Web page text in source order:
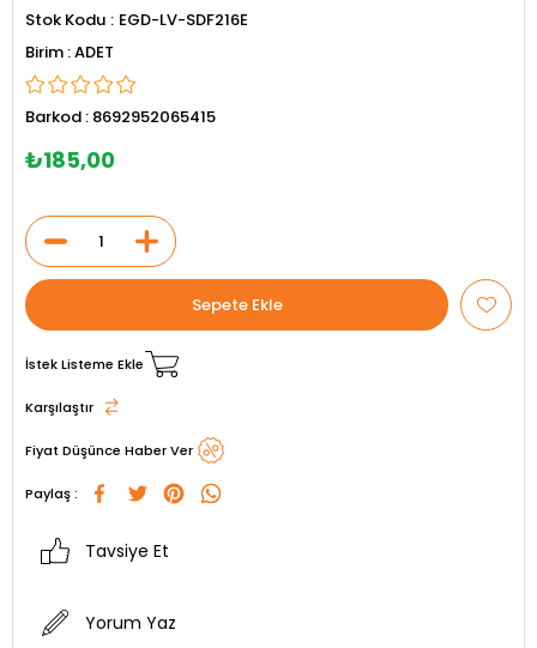
Stok Kodu
EGD-LV-SDF216E
ADET
Barkod : 8692952065415
₺185,00
İstek Listeme Ekle
Karşılaştır
Fiyat Düşünce Haber Ver
Paylaş :
Tavsiye Et
Yorum Yaz